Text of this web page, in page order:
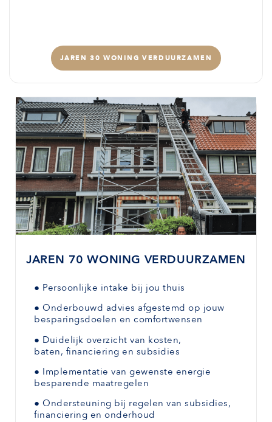
JAREN 30 WONING VERDUURZAMEN
JAREN 70 WONING VERDUURZAMEN
● Persoonlijke intake bij jou thuis
● Onderbouwd advies afgestemd op jouw
besparingsdoelen en comfortwensen
● Duidelijk overzicht van kosten,
baten, financiering en subsidies
● Implementatie van gewenste energie
besparende maatregelen
● Ondersteuning bij regelen van subsidies,
financiering en onderhoud